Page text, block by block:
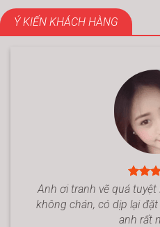
Ý KIẾN KHÁCH HÀNG
Anh ơi tranh vẽ quá
không chán, có dịp lại
anh rất